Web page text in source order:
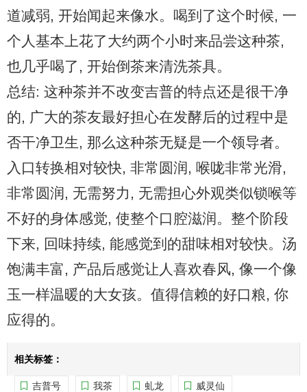
道减弱, 开始闻起来像水。喝到了这个时候, 一
个人基本上花了大约两个小时来品尝这种茶,
也几乎喝了, 开始倒茶来清洗茶具。
总结: 这种茶并不改变吉普的特点还是很干净
的, 广大的茶友最好担心在发酵后的过程中是
否干净卫生, 那么这种茶无疑是一个领导者。
入口转换相对较快, 非常圆润, 喉咙非常光滑,
非常圆润, 无需努力, 无需担心外观类似锁喉等
不好的身体感觉, 使整个口腔滋润。整个阶段
下来, 回味持续, 能感觉到的甜味相对较快。汤
饱满丰富, 产品后感觉让人喜欢春风, 像一个像
玉一样温暖的大女孩。值得信赖的好口粮, 你
应得的。
相关标签：
吉普号 我茶 虬龙 威灵仙